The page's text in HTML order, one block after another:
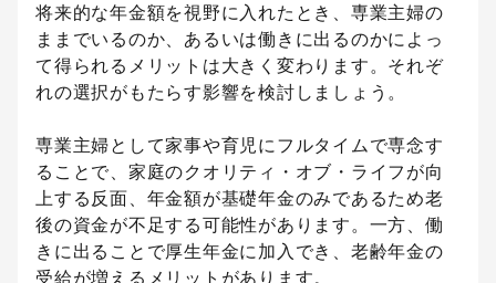
将来的な年金額を視野に入れたとき、専業主婦の
ままでいるのか、あるいは働きに出るのかによっ
て得られるメリットは大きく変わります。それぞ
れの選択がもたらす影響を検討しましょう。
専業主婦として家事や育児にフルタイムで専念す
ることで、家庭のクオリティ・オブ・ライフが向
上する反面、年金額が基礎年金のみであるため老
後の資金が不足する可能性があります。一方、働
きに出ることで厚生年金に加入でき、老齢年金の
受給が増えるメリットがあります。